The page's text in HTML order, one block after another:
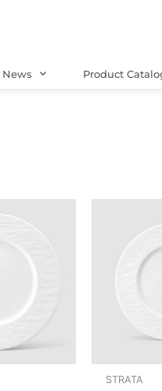
News Product
STRATA